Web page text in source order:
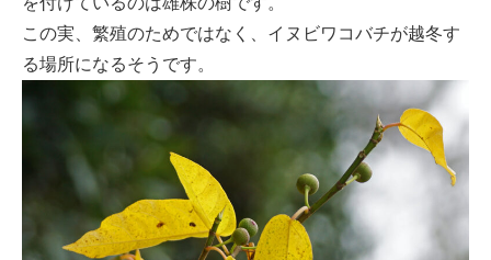
この実、繁殖のためではなく、イヌビワコバチが越冬す
る場所になるそうです。